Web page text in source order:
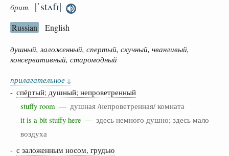
брит. |ˈstʌfɪ|
Russian English
душный, заложенный, спертый, скучный, чванливый,
консервативный, старомодный
прилагательное ↓
- спёртый; душный; непроветренный
stuffy room — душная /непроветренная/ комната
it is a bit stuffy here — здесь немного душно; здесь мало
воздуха
- с заложенным носом, грудью